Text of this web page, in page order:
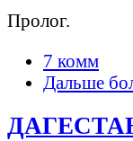
Пролог.
7 комм
Дальше
ДАГЕСТАН